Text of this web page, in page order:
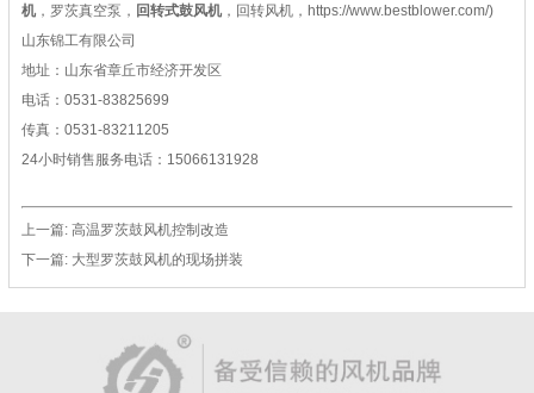
机，罗茨真空泵， 回转式鼓风机，回转风机，https://www.bestblower.com/)
山东锦工有限公司
地址：山东省章丘市经济开发区
电话：0531-83825699
传真：0531-83211205
24小时销售服务电话：15066131928
上一篇: 高温罗茨鼓风机控制改造
下一篇: 大型罗茨鼓风机的现场拼装